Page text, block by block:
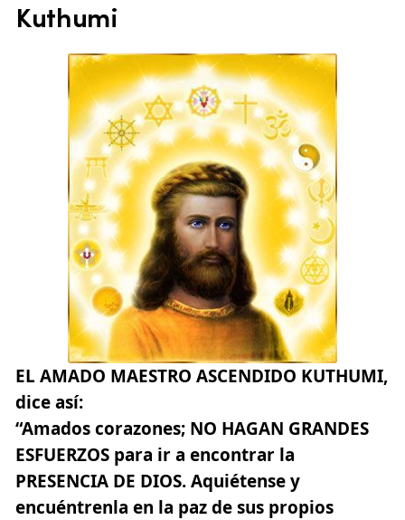
Kuthumi
EL AMADO MAESTRO ASCENDIDO KUTHUMI,
dice así:
“Amados corazones; NO HAGAN GRANDES
ESFUERZOS para ir a encontrar la
PRESENCIA DE DIOS. Aquiétense y
encuéntrenla en la paz de sus propios